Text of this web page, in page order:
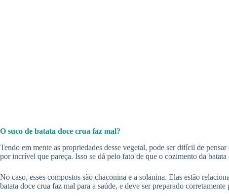
O suco de batata doce crua faz mal?
Tendo em mente as propriedades desse vegetal, pode ser difícil de
por incrível que pareça. Isso se dá pelo fato de que o cozimento da
No caso, esses compostos são chaconina e a solanina. Elas estão
batata doce crua faz mal para a saúde, e deve ser preparado